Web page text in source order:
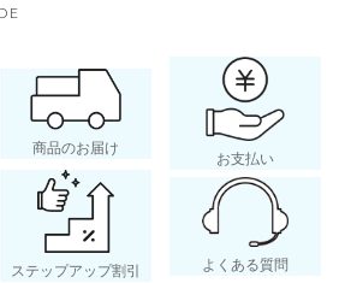
商品のお届け
お支払い
ステップアップ割引 よくある質問